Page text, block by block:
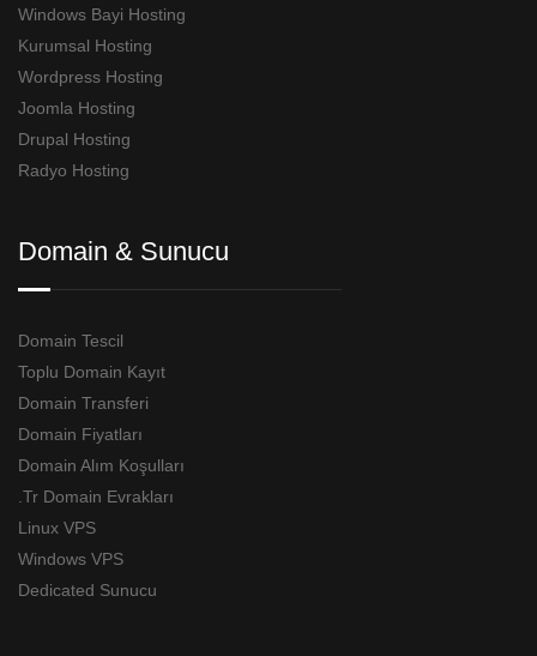
Windows Bayi Hosting
Kurumsal Hosting
Wordpress Hosting
Joomla Hosting
Drupal Hosting
Radyo Hosting
Domain & Sunucu
Domain Tescil
Toplu Domain Kayıt
Domain Transferi
Domain Fiyatları
Domain Alım Koşulları
.Tr Domain Evrakları
Linux VPS
Windows VPS
Dedicated Sunucu